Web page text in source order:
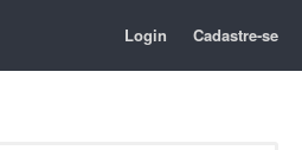
Login Cadastre-se